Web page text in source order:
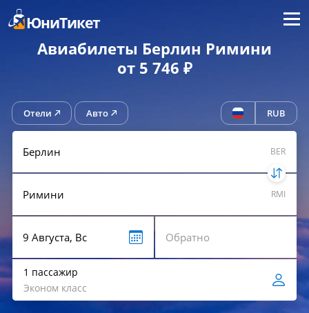
ЮниТикет Меню
Авиабилеты Берлин Римини
от 5 746 ₽
Отели Авто RUB
BER
RMI
1 пассажир
Эконом класс